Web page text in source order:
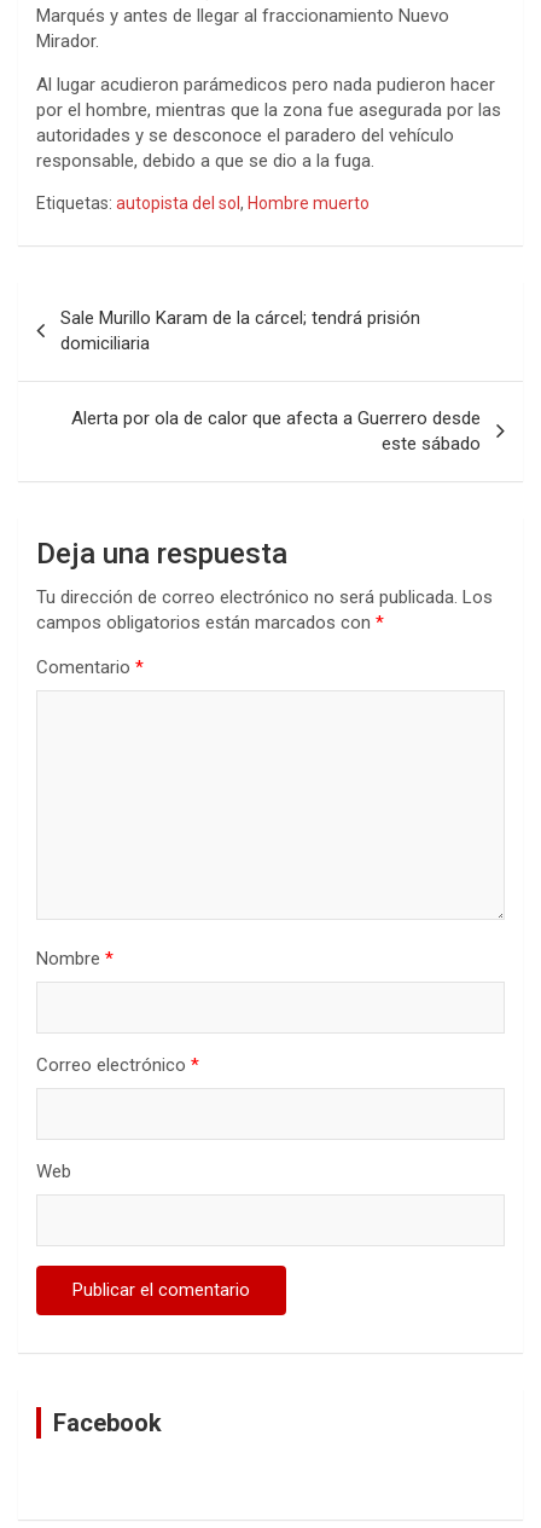
Marqués y antes de llegar al fraccionamiento Nuevo
Mirador.
Al lugar acudieron parámedicos pero nada pudieron hacer
por el hombre, mientras que la zona fue asegurada por las
autoridades y se desconoce el paradero del vehículo
responsable, debido a que se dio a la fuga.
Etiquetas: autopista del sol , Hombre muerto
de
entradas
Sale Murillo Karam de la cárcel; tendrá prisión
domiciliaria
Alerta por ola de calor que afecta a Guerrero desde
este sábado
Deja una respuesta
Tu dirección de correo electrónico no será publicada. Los
campos obligatorios están marcados con *
Comentario *
Nombre *
Correo electrónico *
Web
Facebook